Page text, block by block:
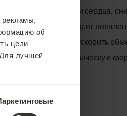
рекламы,
об
цели
лучшей
ишемической болезни сердца,
вес и предотвращает
того, это помогает ускорить
улучшает общую физическую